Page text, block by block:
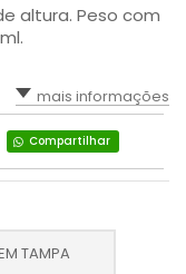
altura. Peso com
mais informações
Compartilhar
TAMPA